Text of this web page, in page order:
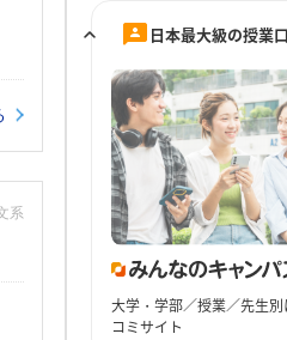
系
日本最大級の授業
大学・学部／授業／先生
コミサイト